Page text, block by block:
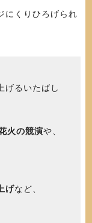
にくりひろげられ
げるいたばし
火の競演や、
げなど、